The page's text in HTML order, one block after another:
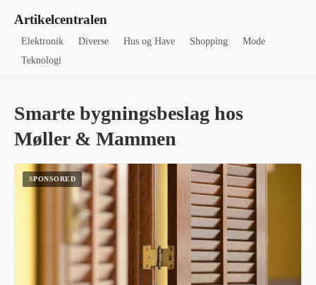
Artikelcentralen
Elektronik Diverse Hus og Have Shopping
Mode
Teknologi
Smarte bygningsbeslag hos
Møller & Mammen